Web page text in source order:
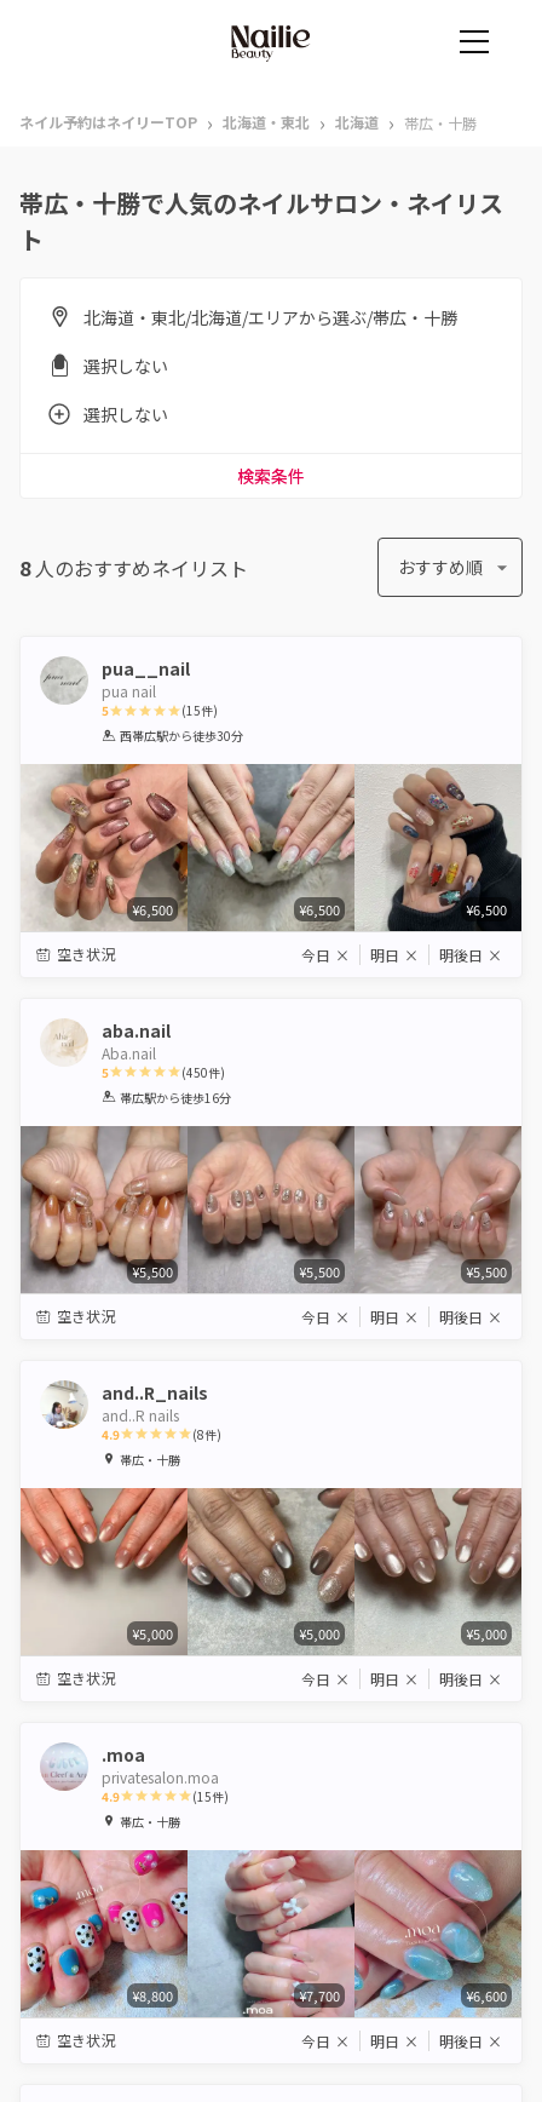
ネイル予約はネイリーTOP › 北海道・東北 › 北海道 › 帯広・十勝
帯広・十勝で人気のネイルサロン・ネイリス
ト
北海道・東北/北海道/エリアから選ぶ/帯広・十勝
選択しない
選択しない
検索条件
8人のおすすめネイリスト おすすめ順
pua__nail
pua nail
5
1 2 3 4 5
(15件)
西帯広駅から徒歩30分
¥6,500 ¥6,500 ¥6,500
空き状況 今日 × 明日 × 明後日 ×
aba.nail
Aba.nail
5
1 2 3 4 5
(450件)
帯広駅から徒歩16分
¥5,500 ¥5,500 ¥5,500
空き状況 今日 × 明日 × 明後日 ×
and..R_nails
and..R nails
4.9
1 2 3 4 5
(8件)
帯広・十勝
¥5,000 ¥5,000 ¥5,000
空き状況 今日 × 明日 × 明後日 ×
.moa
privatesalon.moa
4.9
1 2 3 4 5
(15件)
帯広・十勝
¥8,800 ¥7,700 ¥6,600
空き状況 今日 × 明日 × 明後日 ×